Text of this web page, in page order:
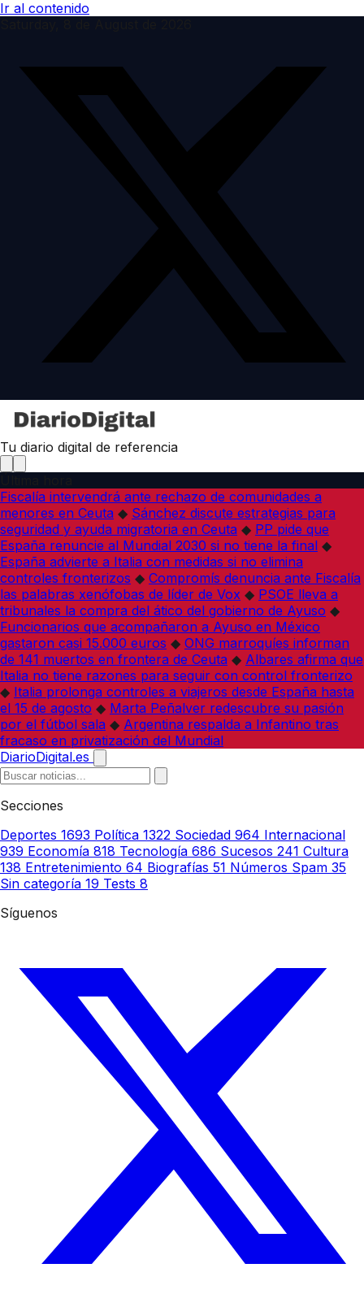
Ir al contenido
Tu diario digital de referencia
Fiscalía intervendrá ante rechazo de comunidades a
menores en Ceuta ◆ Sánchez discute estrategias para
seguridad y ayuda migratoria en Ceuta ◆ PP pide que
España renuncie al Mundial 2030 si no tiene la final ◆
España advierte a Italia con medidas si no elimina
controles fronterizos ◆ Compromís denuncia ante Fiscalía
las palabras xenófobas de líder de Vox ◆ PSOE lleva a
tribunales la compra del ático del gobierno de Ayuso ◆
Funcionarios que acompañaron a Ayuso en México
gastaron casi 15.000 euros ◆ ONG marroquíes informan
de 141 muertos en frontera de Ceuta ◆ Albares afirma que
Italia no tiene razones para seguir con control fronterizo
◆ Italia prolonga controles a viajeros desde España hasta
el 15 de agosto ◆ Marta Peñalver redescubre su pasión
por el fútbol sala ◆ Argentina respalda a Infantino tras
fracaso en privatización del Mundial
DiarioDigital.es
Secciones
Deportes 1693 Política 1322 Sociedad 964 Internacional
939 Economía 818 Tecnología 686 Sucesos 241 Cultura
138 Entretenimiento 64 Biografías 51 Números Spam 35
Sin categoría 19 Tests 8
Síguenos